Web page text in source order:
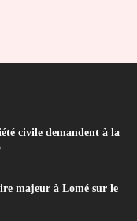
civile demandent à la
majeur à Lomé sur le